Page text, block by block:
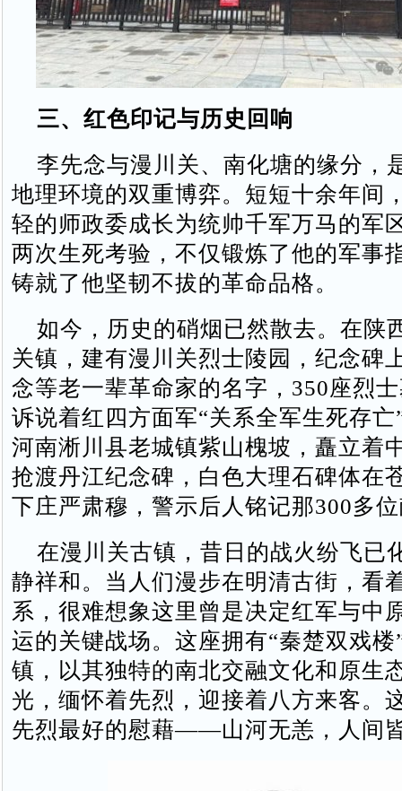
三、红色印记与历史回响
李先念与漫川关、南化塘的缘分，
地理环境的双重博弈。短短十余年间
轻的师政委成长为统帅千军万马的军
两次生死考验，不仅锻炼了他的军事
铸就了他坚韧不拔的革命品格。
如今，历史的硝烟已然散去。在陕
关镇，建有漫川关烈士陵园，纪念碑
念等老一辈革命家的名字，350座烈
诉说着红四方面军“关系全军生死存亡
河南淅川县老城镇紫山槐坡，矗立着
抢渡丹江纪念碑，白色大理石碑体在
下庄严肃穆，警示后人铭记那300多
在漫川关古镇，昔日的战火纷飞已
静祥和。当人们漫步在明清古街，看
系，很难想象这里曾是决定红军与中
运的关键战场。这座拥有“秦楚双戏楼
镇，以其独特的南北交融文化和原生
光，缅怀着先烈，迎接着八方来客。
先烈最好的慰藉——山河无恙，人间